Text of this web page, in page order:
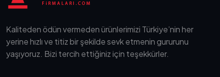
Kaliteden ödün vermeden ürünlerimizi Türkiye’nin her
yerine hızlı ve titiz bir şekilde sevk etmenin gururunu
yaşıyoruz. Bizi tercih ettiğiniz için teşekkürler.